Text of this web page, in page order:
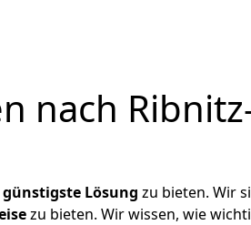
nach
günstigste Lösung zu bieten. Wir
zu bieten. Wir wissen, wie